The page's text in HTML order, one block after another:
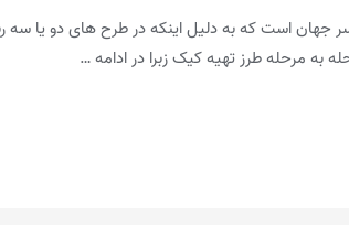
جهان است که به دلیل اینکه در طرح های دو یا سه
مرحله طرز تهیه کیک زبرا در ادامه …